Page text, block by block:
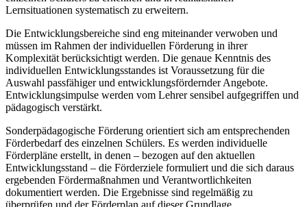
Lernsituationen systematisch zu erweitern.
Die Entwicklungsbereiche sind eng miteinander verwoben und
müssen im Rahmen der individuellen Förderung in ihrer
Komplexität berücksichtigt werden. Die genaue Kenntnis des
individuellen Entwicklungsstandes ist Voraussetzung für die
Auswahl passfähiger und entwicklungsfördernder Angebote.
Entwicklungsimpulse werden vom Lehrer sensibel aufgegriffen und
pädagogisch verstärkt.
Sonderpädagogische Förderung orientiert sich am entsprechenden
Förderbedarf des einzelnen Schülers. Es werden individuelle
Förderpläne erstellt, in denen – bezogen auf den aktuellen
Entwicklungsstand – die Förderziele formuliert und die sich daraus
ergebenden Fördermaßnahmen und Verantwortlichkeiten
dokumentiert werden. Die Ergebnisse sind regelmäßig zu
überprüfen und der Förderplan auf dieser Grundlage